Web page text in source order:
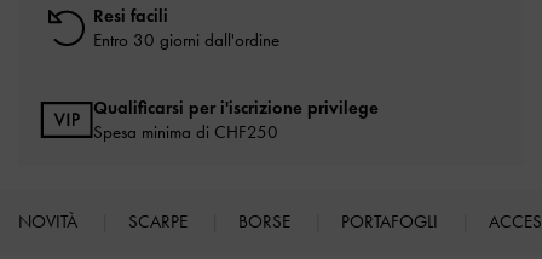
Resi facili
Entro 30 giorni dall'ordine
Qualificarsi per i'iscrizione privilege
Spesa minima di CHF250
NOVITÀ SCARPE BORSE PORTAFOGLI